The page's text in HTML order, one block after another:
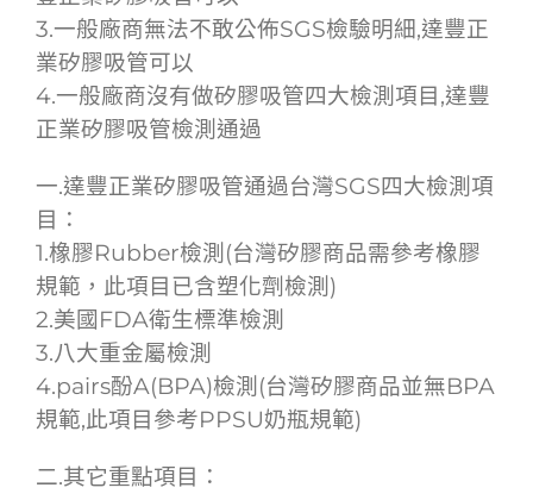
3.一般廠商無法不敢公佈SGS檢驗明細,達豐正
業矽膠吸管可以
4.一般廠商沒有做矽膠吸管四大檢測項目,達豐
正業矽膠吸管檢測通過
一.達豐正業矽膠吸管通過台灣SGS四大檢測項
目：
1.橡膠Rubber檢測(台灣矽膠商品需參考橡膠
規範，此項目已含塑化劑檢測)
2.美國FDA衛生標準檢測
3.八大重金屬檢測
4.pairs酚A(BPA)檢測(台灣矽膠商品並無BPA
規範,此項目參考PPSU奶瓶規範)
二.其它重點項目：